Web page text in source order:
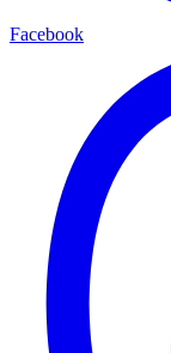
Facebook